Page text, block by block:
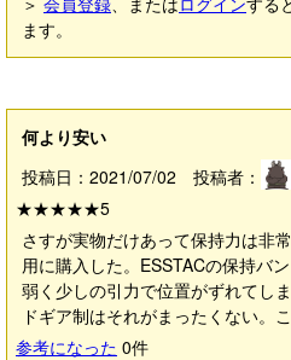
ます。
何より安い
投稿日：2021/07/02 投稿者：
★★★★★5
さすが実物だけあって保持力は非
用に購入した。ESSTACの保持バ
弱く少しの引力で位置がずれてし
ドギア制はそれがまったくない。
参考になった 0件